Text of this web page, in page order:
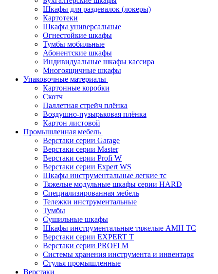
Шкафы для раздевалок (локеры)
Картотеки
Шкафы универсальные
Огнестойкие шкафы
Тумбы мобильные
Абонентские шкафы
Индивидуальные шкафы кассира
Многоящичные шкафы
Упаковочные материалы
Картонные коробки
Скотч
Паллетная стрейч плёнка
Воздушно-пузырьковая плёнка
Картон листовой
Промышленная мебель
Верстаки серии Garage
Верстаки серии Master
Верстаки серии Profi W
Верстаки серии Expert WS
Шкафы инструментальные легкие тс
Тяжелые модульные шкафы серии HARD
Cпециализированная мебель
Тележки инструментальные
Тумбы
Cушильные шкафы
Шкафы инструментальные тяжелые AMH TC
Верстаки серии EXPERT T
Верстаки серии PROFI M
Системы хранения инструмента и инвентаря
Стулья промышленные
Верстаки